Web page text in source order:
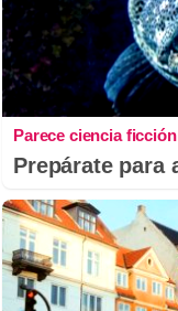
Parece ciencia ficción
Prepárate para